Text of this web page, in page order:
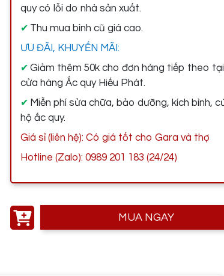
quy có lỗi do nhà sản xuất.
✔ Thu mua bình cũ giá cao.
ƯU ĐÃI, KHUYẾN MÃI:
✔ Giảm thêm 50k cho đơn hàng tiếp theo tại
cửa hàng Ắc quy Hiếu Phát.
✔ Miễn phí sửa chữa, bảo dưỡng, kích bình,
hộ ắc quy.
Giá sỉ (liên hệ): Có giá tốt cho Gara và thợ
Hotline (Zalo): 0989 201 183 (24/24)
MUA NGAY